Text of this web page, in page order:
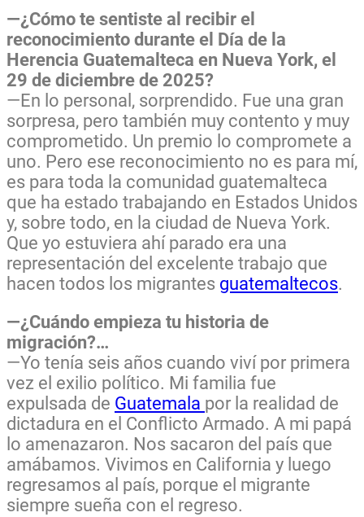
—¿Cómo te sentiste al recibir el
reconocimiento durante el Día de la
Herencia Guatemalteca en Nueva York, el
29 de diciembre de 2025?
—En lo personal, sorprendido. Fue una gran
sorpresa, pero también muy contento y muy
comprometido. Un premio lo compromete a
uno. Pero ese reconocimiento no es para mí,
es para toda la comunidad guatemalteca
que ha estado trabajando en Estados Unidos
y, sobre todo, en la ciudad de Nueva York.
Que yo estuviera ahí parado era una
representación del excelente trabajo que
hacen todos los migrantes guatemaltecos.
—¿Cuándo empieza tu historia de
migración?…
—Yo tenía seis años cuando viví por primera
vez el exilio político. Mi familia fue
expulsada de Guatemala por la realidad de
dictadura en el Conflicto Armado. A mi papá
lo amenazaron. Nos sacaron del país que
amábamos. Vivimos en California y luego
regresamos al país, porque el migrante
siempre sueña con el regreso.